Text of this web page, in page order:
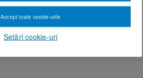
Setări cookie-uri
Accept toate cookie-urile